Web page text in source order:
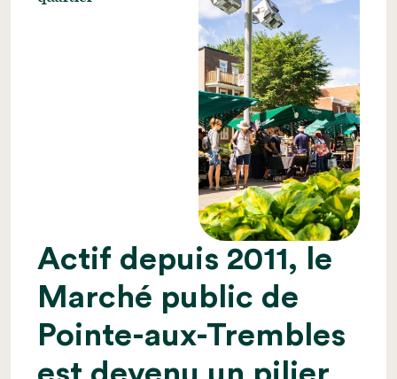
Actif depuis 2011, le
Marché public de
Pointe-aux-Trembles